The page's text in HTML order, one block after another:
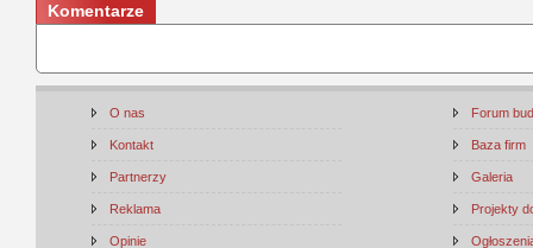
Komentarze
O nas
Kontakt
Partnerzy
Reklama
Opinie
Forum
Baza firm
Galeria
Projekty